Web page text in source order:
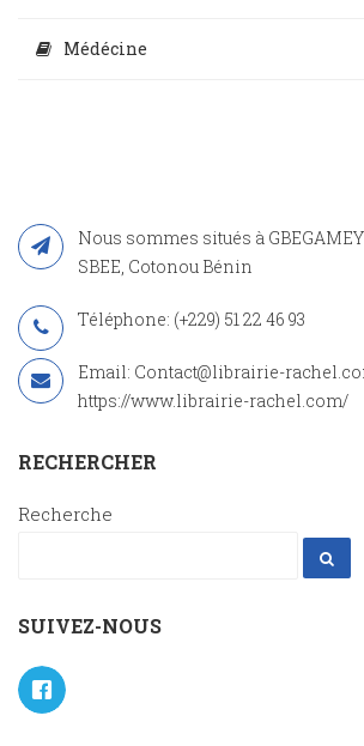
Médécine
Nous sommes situés à
SBEE, Cotonou Bénin
Téléphone: (+229) 51 22 46 93
Email: Contact@librairie-
https://www.librairie-rachel.com/
RECHERCHER
Recherche
SUIVEZ-NOUS